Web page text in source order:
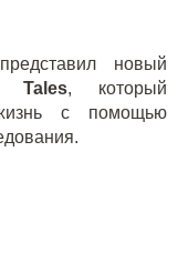
представил новый
Tales, который
с помощью